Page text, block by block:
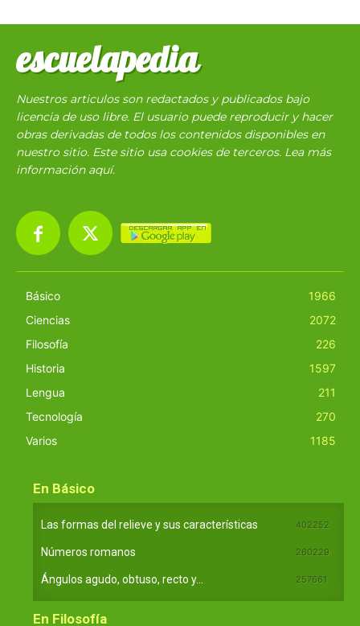
escuelapedia
Nuestros articulos son redactados y publicados bajo
licencia de uso libre. El usuario puede reproducir y hacer
obras derivadas de todos los contenidos disponibles en
nuestro sitio. Este sitio usa cookies de terceros. Lea más
información aquí.
Básico
1966
Ciencias
2072
Filosofía
226
Historia
1597
Lengua
211
Tecnología
270
Varios
1185
En Básico
Las formas del relieve y sus características 402252
Números romanos 260229
Ángulos agudo, obtuso, recto y... 257661
En Filosofía